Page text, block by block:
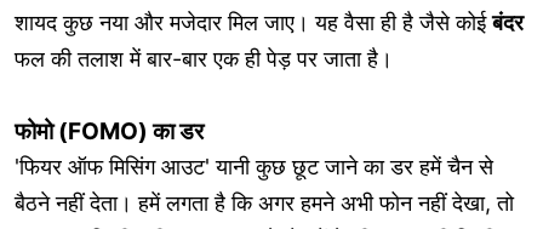
शायद कुछ नया और मजेदार मिल जाए। यह वैसा ही है जैसे कोईबंदर
फल की तलाश में बार-बार एक ही पेड़ पर जाता है।
फोमो (FOMO) का डर
'फियर ऑफ मिसिंग आउट' यानी कुछ छूट जाने का डर हमें चैन से
बैठने नहीं देता। हमें लगता है कि अगर हमने अभी फोन नहीं देखा, तो